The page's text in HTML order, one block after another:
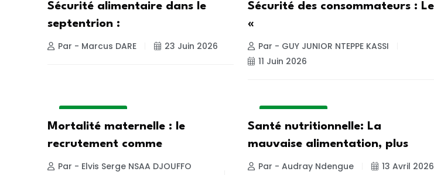
Sécurité alimentaire dans le
septentrion :
Par - Marcus DARE
23 Juin 2026
Sécurité des consommateurs : Le
«
Par - GUY JUNIOR NTEPPE KASSI
11 Juin 2026
Mortalité maternelle : le
recrutement comme
Par - Elvis Serge NSAA DJOUFFO
Santé nutritionnelle: La
mauvaise alimentation, plus
Par - Audray Ndengue
13 Avril 2026